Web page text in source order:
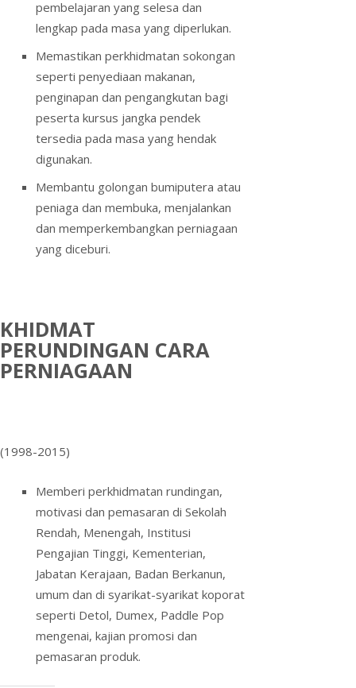
pembelajaran yang selesa dan
lengkap pada masa yang diperlukan.
Memastikan perkhidmatan sokongan
seperti penyediaan makanan,
penginapan dan pengangkutan bagi
peserta kursus jangka pendek
tersedia pada masa yang hendak
digunakan.
Membantu golongan bumiputera atau
peniaga dan membuka, menjalankan
dan memperkembangkan perniagaan
yang diceburi.
KHIDMAT
PERUNDINGAN CARA
PERNIAGAAN
(1998-2015)
Memberi perkhidmatan rundingan,
motivasi dan pemasaran di Sekolah
Rendah, Menengah, Institusi
Pengajian Tinggi, Kementerian,
Jabatan Kerajaan, Badan Berkanun,
umum dan di syarikat-syarikat koporat
seperti Detol, Dumex, Paddle Pop
mengenai, kajian promosi dan
pemasaran produk.